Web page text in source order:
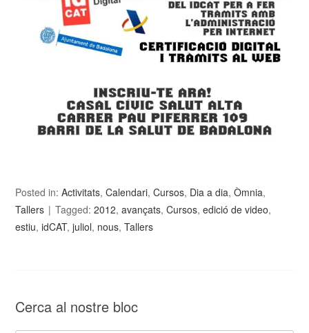
Posted in:Activitats,Calendari,Cursos, Dia a dia,Òmnia,
Tallers
Tagged:2012,avançats,Cursos,edició de video,
estiu,idCAT,juliol, nous,Tallers
Cerca al nostre bloc